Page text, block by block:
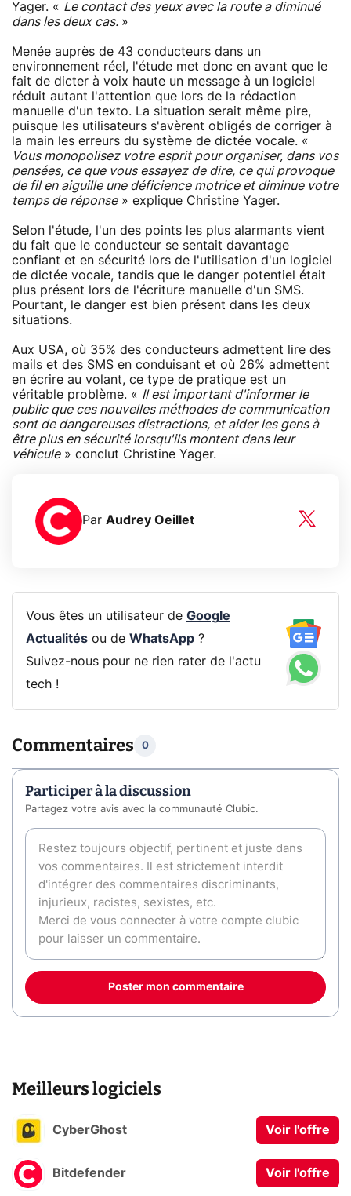
Yager. « Le contact des yeux avec la route a diminué
dans les deux cas. »
Menée auprès de 43 conducteurs dans un
environnement réel, l'étude met donc en avant que le
fait de dicter à voix haute un message à un logiciel
réduit autant l'attention que lors de la rédaction
manuelle d'un texto. La situation serait même pire,
puisque les utilisateurs s'avèrent obligés de corriger à
la main les erreurs du système de dictée vocale. «
Vous monopolisez votre esprit pour organiser, dans vos
pensées, ce que vous essayez de dire, ce qui provoque
de fil en aiguille une déficience motrice et diminue votre
temps de réponse» explique Christine Yager.
Selon l'étude, l'un des points les plus alarmants vient
du fait que le conducteur se sentait davantage
confiant et en sécurité lors de l'utilisation d'un logiciel
de dictée vocale, tandis que le danger potentiel était
plus présent lors de l'écriture manuelle d'un SMS.
Pourtant, le danger est bien présent dans les deux
situations.
Aux USA, où 35% des conducteurs admettent lire des
mails et des SMS en conduisant et où 26% admettent
en écrire au volant, ce type de pratique est un
véritable problème. « Il est important d'informer le
public que ces nouvelles méthodes de communication
sont de dangereuses distractions, et aider les gens à
être plus en sécurité lorsqu'ils montent dans leur
véhicule» conclut Christine Yager.
Par Audrey Oeillet
Vous êtes un utilisateur de Google
Actualitésou de WhatsApp?
Suivez-nous pour ne rien rater de l'actu
tech !
Commentaires 0
Participer à la discussion
Partagez votre avis avec la communauté Clubic.
Poster mon commentaire
Meilleurs logiciels
CyberGhost Voir l'offre
Bitdefender Voir l'offre